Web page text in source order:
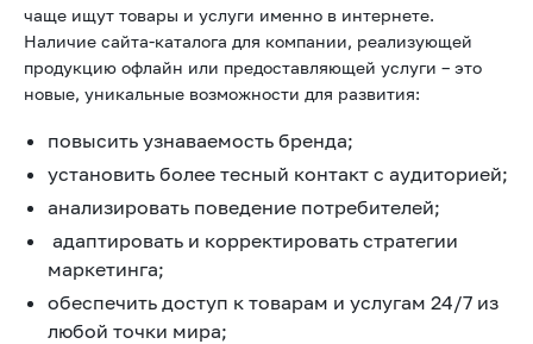
чаще ищут товары и услуги именно в интернете.
Наличие сайта-каталога для компании, реализующей
продукцию офлайн или предоставляющей услуги – это
новые, уникальные возможности для развития:
повысить узнаваемость бренда;
установить более тесный контакт с аудиторией;
анализировать поведение потребителей;
адаптировать и корректировать стратегии
маркетинга;
обеспечить доступ к товарам и услугам 24/7 из
любой точки мира;